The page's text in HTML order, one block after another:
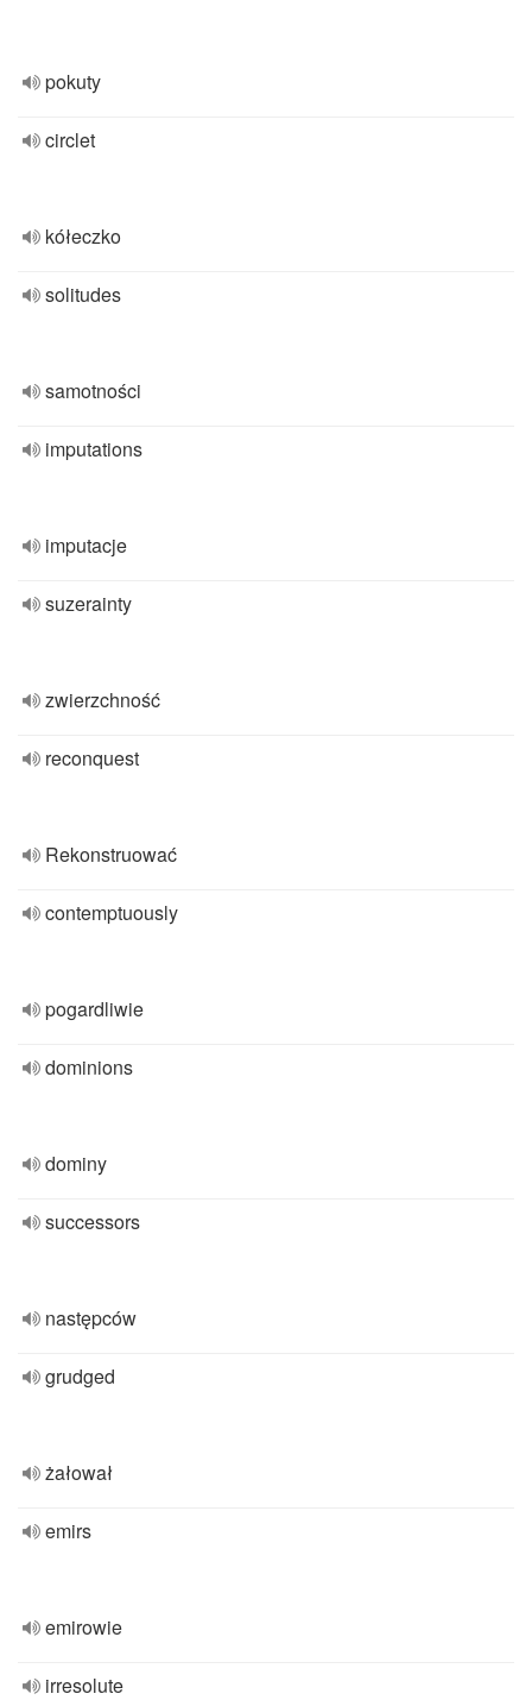
pokuty
circlet
kółeczko
solitudes
samotności
imputations
imputacje
suzerainty
zwierzchność
reconquest
Rekonstruować
contemptuously
pogardliwie
dominions
dominy
successors
następców
grudged
żałował
emirs
emirowie
irresolute